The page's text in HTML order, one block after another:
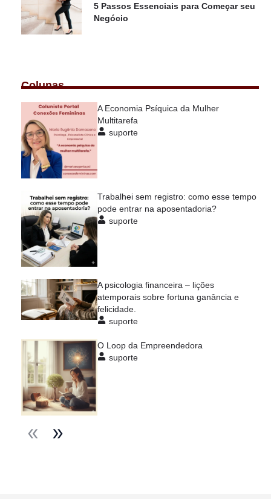
5 Passos Essenciais para Começar seu
Negócio
Colunas
A Economia Psíquica da Mulher
Multitarefa
suporte
Trabalhei sem registro: como esse tempo
pode entrar na aposentadoria?
suporte
A psicologia financeira – lições
atemporais sobre fortuna ganância e
felicidade.
suporte
O Loop da Empreendedora
suporte